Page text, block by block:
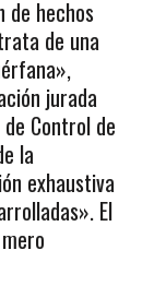
de hechos
de una
jurada
Control de
la
exhaustiva
El